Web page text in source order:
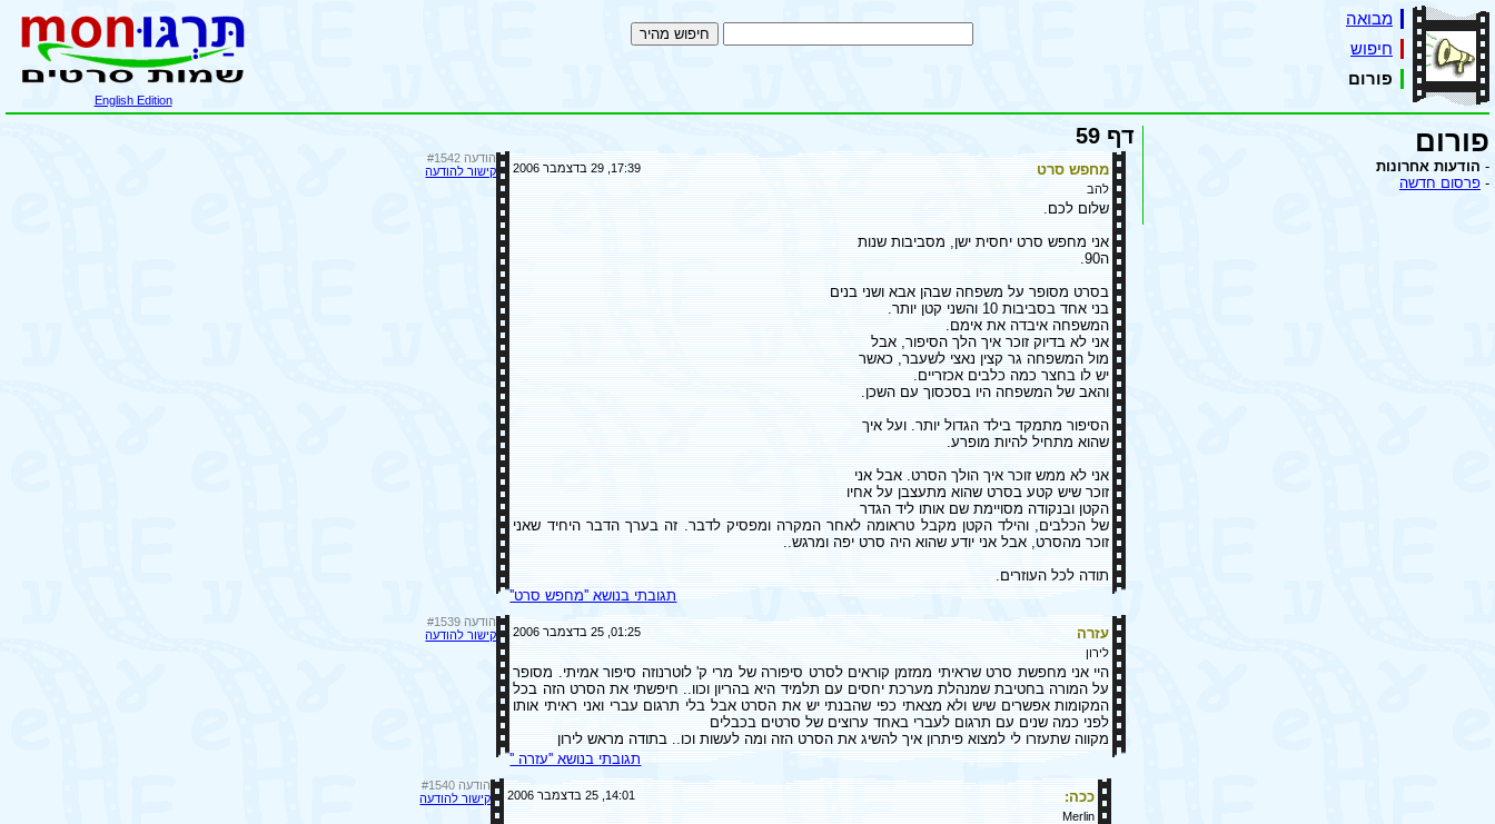
מבואה
חיפוש
פורום
English Edition
פורום
- הודעות אחרונות
- פרסום חדשה
דף 59
מחפש סרט
17:39, 29 בדצמבר 2006
להב
שלום לכם.
אני מחפש סרט יחסית ישן, מסביבות שנות
ה90.
בסרט מסופר על משפחה שבהן אבא ושני בנים
בני אחד בסביבות 10 והשני קטן יותר.
המשפחה איבדה את אימם.
אני לא בדיוק זוכר איך הלך הסיפור, אבל
מול המשפחה גר קצין נאצי לשעבר, כאשר
יש לו בחצר כמה כלבים אכזריים.
והאב של המשפחה היו בסכסוך עם השכן.
הסיפור מתמקד בילד הגדול יותר. ועל איך
שהוא מתחיל להיות מופרע.
אני לא ממש זוכר איך הולך הסרט. אבל אני
זוכר שיש קטע בסרט שהוא מתעצבן על אחיו
הקטן ובנקודה מסויימת שם אותו ליד הגדר
של הכלבים, והילד הקטן מקבל טראומה לאחר המקרה ומפסיק לדבר. זה בערך הדבר היחיד שאני
זוכר מהסרט, אבל אני יודע שהוא היה סרט יפה ומרגש..
תודה לכל העוזרים.
תגובתי בנושא ''מחפש סרט''
הודעה #1542
קישור להודעה
עזרה
01:25, 25 בדצמבר 2006
לירון
היי אני מחפשת סרט שראיתי ממזמן קוראים לסרט סיפורה של מרי ק' לוטרנוזה סיפור אמיתי. מסופר
על המורה בחטיבת שמנהלת מערכת יחסים עם תלמיד היא בהריון וכוו.. חיפשתי את הסרט הזה בכל
המקומות אפשרים שיש ולא מצאתי כפי שהבנתי יש את הסרט אבל בלי תרגום עברי ואני ראיתי אותו
לפני כמה שנים עם תרגום לעברי באחד ערוצים של סרטים בכבלים
מקווה שתעזרו לי למצוא פיתרון איך להשיג את הסרט הזה ומה לעשות וכו.. בתודה מראש לירון
תגובתי בנושא ''עזרה ''
הודעה #1539
קישור להודעה
ככה:
14:01, 25 בדצמבר 2006
Merlin
הודעה #1540
קישור להודעה